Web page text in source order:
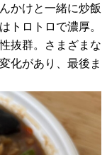
かけと一緒に炒飯
トロトロで濃厚。
抜群。さまざまな
化があり、最後ま